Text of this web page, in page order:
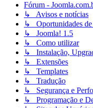
Fórum -
↳ Avisos e notícias
↳ Oportunidades de
↳ Joomla! 1.5
↳ Como utilizar
↳ Instalação,
↳ Extensões
↳ Templates
↳ Tradução
↳ Segurança e
↳ Programação e